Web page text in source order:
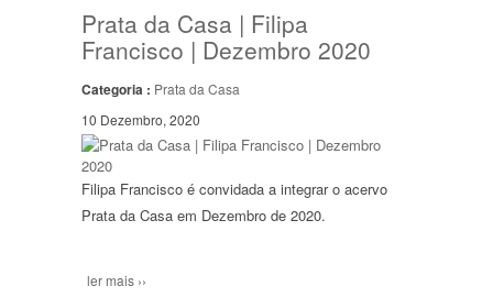
Prata da Casa | Filipa
Francisco | Dezembro 2020
Categoria : Prata da Casa
10 Dezembro, 2020
Filipa Francisco é convidada a integrar o acervo
Prata da Casa em Dezembro de 2020.
ler mais ››